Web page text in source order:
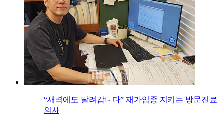
“새벽에도 달려갑니다” 재가임종 지키는 방문진료
의사